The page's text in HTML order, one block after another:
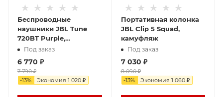
Беспроводные
наушники JBL Tune
720BT Purple,
фиолетовый
Под заказ
6 770 ₽
7 790₽
-13% Экономия 1 020 ₽
Портативная колонка
JBL Clip 5 Squad,
камуфляж
Под заказ
7 030 ₽
8 090₽
-13% Экономия 1 060₽